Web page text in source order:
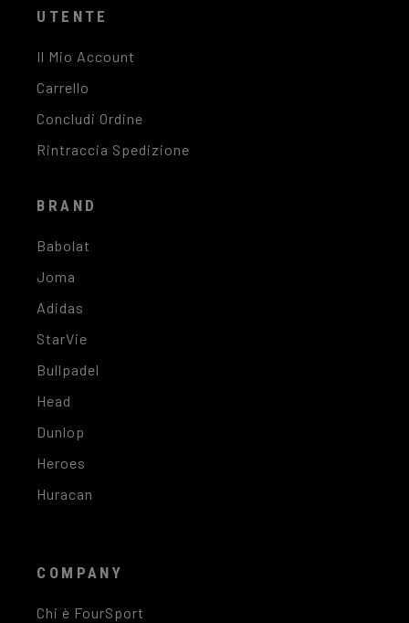
UTENTE
Il Mio Account
Carrello
Concludi Ordine
Rintraccia Spedizione
BRAND
Babolat
Joma
Adidas
StarVie
Bullpadel
Head
Dunlop
Heroes
Huracan
COMPANY
Chi è FourSport